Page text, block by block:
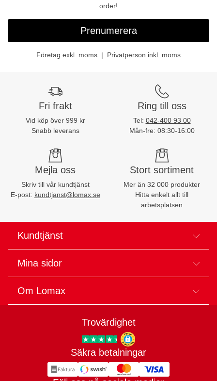
order!
Prenumerera
Företag exkl. moms Privatperson inkl. moms
Fri frakt
Vid köp över 999 kr
Snabb leverans
Ring till oss
Tel: 042-400 93 00
Mån-fre: 08:30-16:00
Mejla oss
Skriv till vår kundtjänst
E-post: kundtjanst@lomax.se
Stort sortiment
Mer än 32 000 produkter
Hitta enkelt allt till
arbetsplatsen
Kundtjänst
Mina sidor
Om Lomax
Trovärdighet
Trygg E-handel
Säkra betalningar